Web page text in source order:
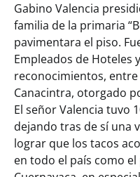
Gabino Valencia
familia de la primaria
pavimentara el piso.
Empleados de Hoteles
reconocimientos, entre
Canacintra, otorgado
El señor Valencia tuvo
dejando tras de sí una
lograr que los tacos
en todo el país como